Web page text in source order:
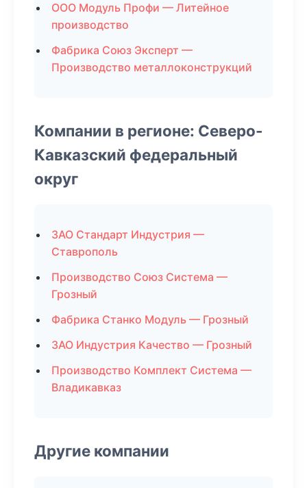
ООО Модуль Профи — Литейное
производство
Фабрика Союз Эксперт —
Производство металлоконструкций
Компании в регионе: Северо-
Кавказский федеральный
округ
ЗАО Стандарт Индустрия —
Ставрополь
Производство Союз Система —
Грозный
Фабрика Станко Модуль — Грозный
ЗАО Индустрия Качество — Грозный
Производство Комплект Система —
Владикавказ
Другие компании